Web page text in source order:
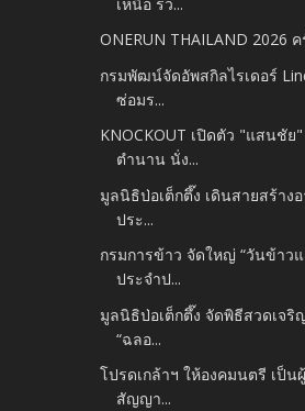
ONERUN THAILAND 2026
กรมพัฒน์จัดอัพสกิลไรเดอร์
ซ่อมร...
KNOCKOUT เปิดตัว "แสนชัย
ตำนาน นั่ง...
มูลนิธิป่อเต็กตึ๊ง เดินสายสร้าง
ประ...
กรมการข้าว จัดใหญ่ “วันข้าว
ประจำป...
มูลนิธิป่อเต็กตึ๊ง จัดพิธีสวดเจ
“ฉลอ...
โปรดเกล้าฯ ให้องคมนตรี เป็
สัญญา...